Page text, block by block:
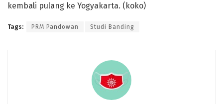
kembali pulang ke Yogyakarta. (koko)
Tags: PRM Pandowan Studi Banding